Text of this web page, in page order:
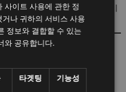
율을 변경할 권리가 있으며, 이
지합니다.
적인 방식으로 비워드의 서비
사이트 사용에 관한 정
나 귀하의 서비스 사용
정보와 결합할 수 있는
와 공유합니다.
타겟팅 기능성